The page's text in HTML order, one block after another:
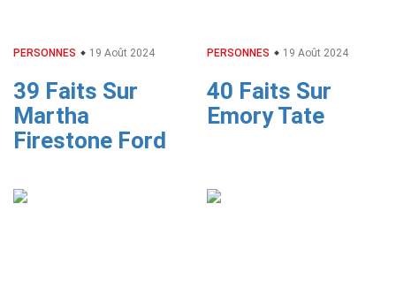
PERSONNES 19 Août 2024
39 Faits Sur
Martha
Firestone Ford
PERSONNES 19 Août 2024
40 Faits Sur
Emory Tate